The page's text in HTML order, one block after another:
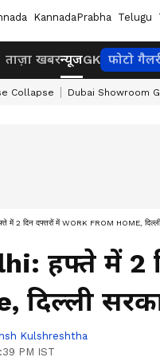
KannadaPrabha Telugu
ताज़ा खबरन्यूजGK फोटो
Collapse Dubai Showroom
में 2 दिन दफ्तरों में WORK FROM HOME, दिल्ली
हफ्ते में 2
दिल्ली
Kulshreshtha
PM IST